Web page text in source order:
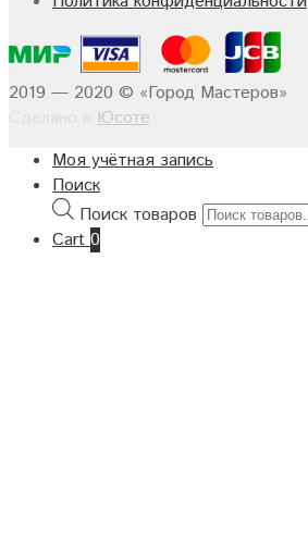
2019 — 2020 © «Город Мастеров»
Юсоте
Моя учётная запись
Поиск
Поиск товаров
Cart0